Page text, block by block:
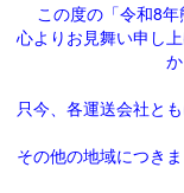
この度の「令和8
心よりお見舞い申し
只今、各運送会社と
その他の地域につき